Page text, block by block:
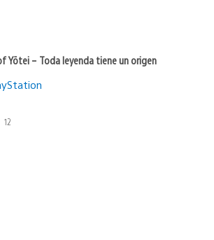
Yōtei – Toda leyenda tiene un origen
12